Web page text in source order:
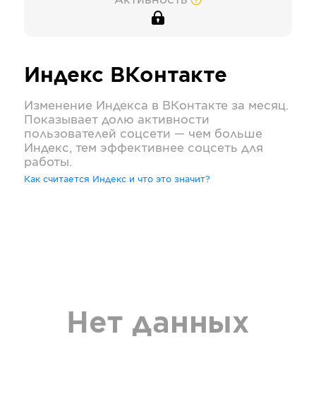
Индекс ВКонтакте
Изменение Индекса в ВКонтакте за месяц.
Показывает долю активности
пользователей соцсети — чем больше
Индекс, тем эффективнее соцсеть для
работы.
Как считается Индекс и что это значит?
Нет данных